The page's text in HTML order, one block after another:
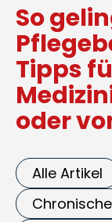
So
Tipps
oder
Alle Artikel